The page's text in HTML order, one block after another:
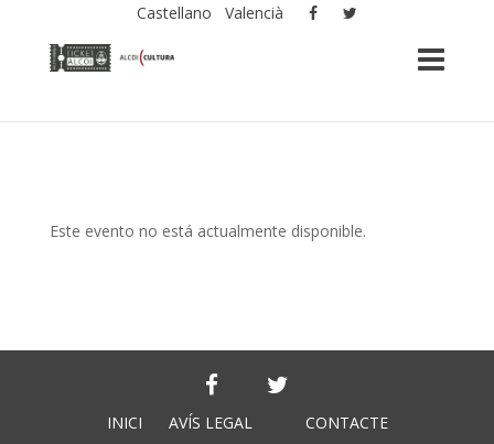
Castellano Valencià
Este evento no está actualmente disponible.
INICI AVÍS LEGAL CONTACTE